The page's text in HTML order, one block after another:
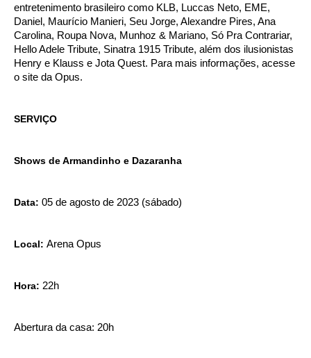
entretenimento brasileiro como KLB, Luccas Neto, EME,
Daniel, Maurício Manieri, Seu Jorge, Alexandre Pires, Ana
Carolina, Roupa Nova, Munhoz & Mariano, Só Pra Contrariar,
Hello Adele Tribute, Sinatra 1915 Tribute, além dos ilusionistas
Henry e Klauss e Jota Quest. Para mais informações, acesse
o site da Opus.
SERVIÇO
Shows de Armandinho e Dazaranha
Data: 05 de agosto de 2023 (sábado)
Local: Arena Opus
Hora: 22h
Abertura da casa: 20h